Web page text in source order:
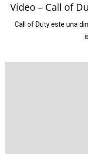
Video – Call of
Call of Duty este una